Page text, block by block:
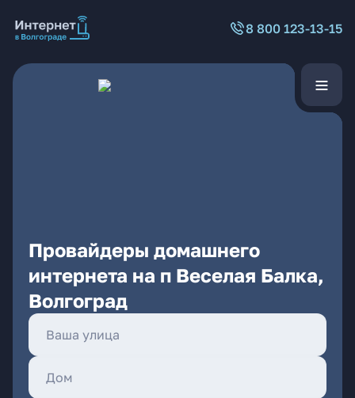
8 800 123-13-15
Провайдеры домашнего
интернета на п Веселая Балка,
Волгоград